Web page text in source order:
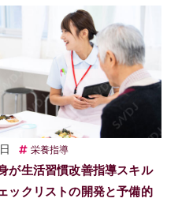
栄養指導
が生活習慣改善指導スキル
ックリストの開発と予備的